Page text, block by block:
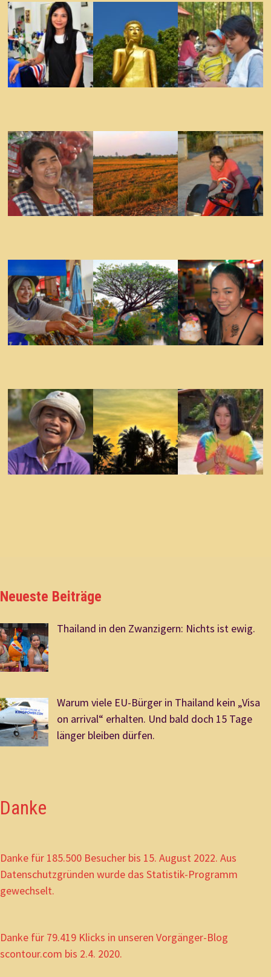
Neueste Beiträge
Thailand in den Zwanzigern: Nichts ist ewig.
Warum viele EU-Bürger in Thailand kein „Visa
on arrival“ erhalten. Und bald doch 15 Tage
länger bleiben dürfen.
Danke
Danke für 185.500 Besucher bis 15. August 2022. Aus
Datenschutzgründen wurde das Statistik-Programm
gewechselt.
Danke für 79.419 Klicks in unseren Vorgänger-Blog
scontour.com bis 2.4. 2020.